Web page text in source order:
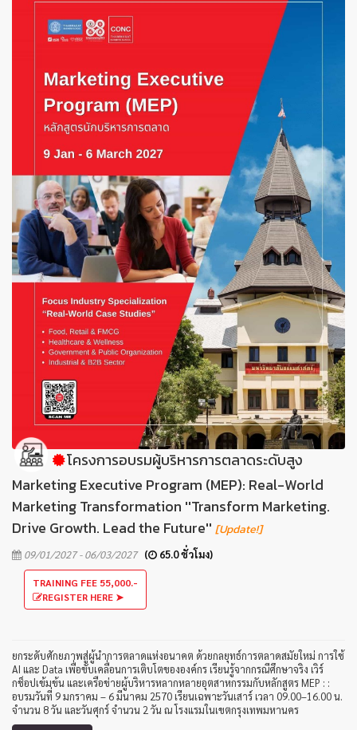
โครงการอบรมผู้บริหารการตลาดระดับสูง
Marketing Executive Program (MEP): Real-World
Marketing Transformation ''Transform Marketing.
Drive Growth. Lead the Future'' [Update!]
09/01/2027 - 06/03/2027 ( 65.0 ชั่วโมง)
TRAINING FEE 55,000.-
REGISTER HERE ➤
ยกระดับศักยภาพสู่ผู้นำการตลาดแห่งอนาคต ด้วยกลยุทธ์การตลาดสมัยใหม่ การใช้
AI และ Data เพื่อขับเคลื่อนการเติบโตขององค์กร เรียนรู้จากกรณีศึกษาจริง เวิร์
กช็อปเข้มข้น และเครือข่ายผู้บริหารหลากหลายอุตสาหกรรมกับหลักสูตร MEP : :
อบรมวันที่ 9 มกราคม – 6 มีนาคม 2570 เรียนเฉพาะวันเสาร์ เวลา 09.00–16.00 น.
จำนวน 8 วัน และวันศุกร์ จำนวน 2 วัน ณ โรงแรมในเขตกรุงเทพมหานคร